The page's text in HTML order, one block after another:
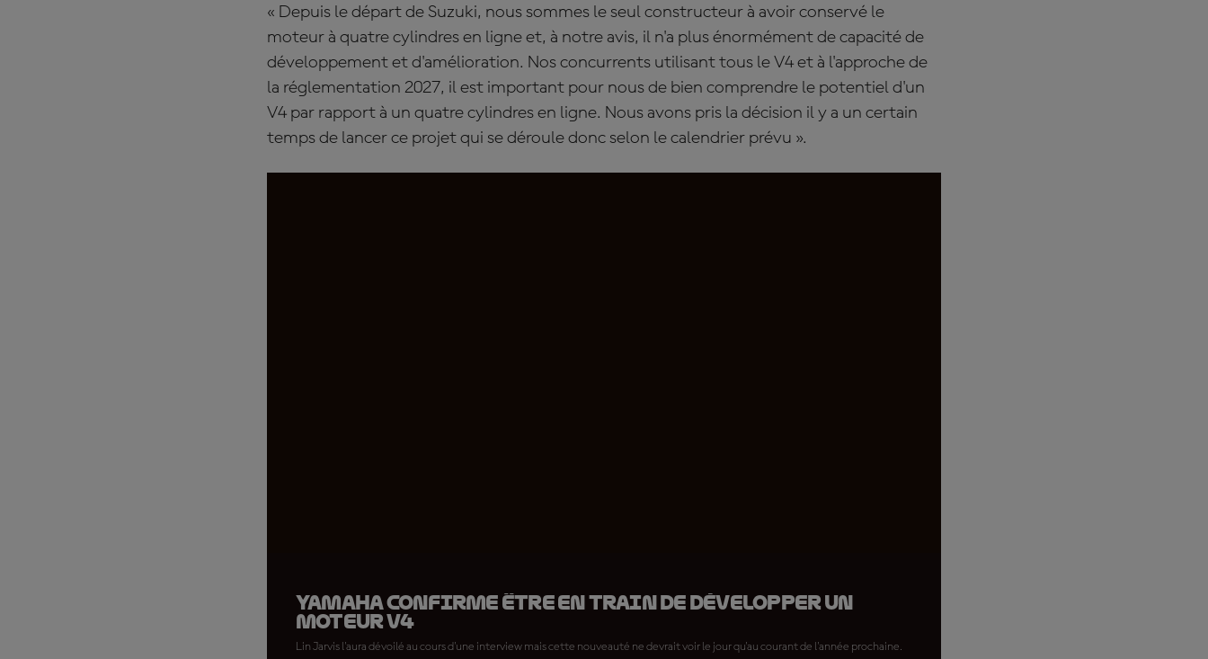
« Depuis le départ de Suzuki, nous sommes le seul constructeur à avoir conservé le
moteur à quatre cylindres en ligne et, à notre avis, il n'a plus énormément de capacité de
développement et d'amélioration. Nos concurrents utilisant tous le V4 et à l'approche de
la réglementation 2027, il est important pour nous de bien comprendre le potentiel d'un
V4 par rapport à un quatre cylindres en ligne. Nous avons pris la décision il y a un certain
temps de lancer ce projet qui se déroule donc selon le calendrier prévu ».
Yamaha confirme être en train de développer un
moteur V4
Lin Jarvis l'aura dévoilé au cours d'une interview mais cette nouveauté ne devrait voir le jour qu'au courant de l'année prochaine.